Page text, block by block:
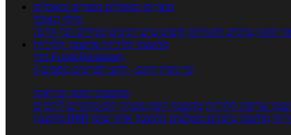
מוצרים ומאכלים מוצרים ומאכלים
מילון האוכל
תזונה ערכים תזונתיים חיפוש ע"פ רכיבים מכילים הכי הרבה
מחשבון קלוריות מחשבון קלוריות
מנוי FoodsDictionary
5 ימי ניסיון חינם - לחצו לפרטים נוספים
מחשבוני תזונה ובריאות
שריפת קלוריות מחשבון דופק מטרה יחס מותניים לירכיים
מחשבון BMI
מחשבון מינונים מומלצים מחשבון אחוז שומן